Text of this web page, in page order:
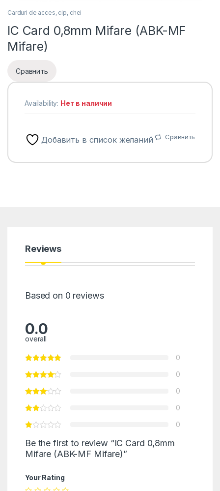
Carduri de acces, cip, chei
IС Card 0,8mm Mifare (ABK-MF
Mifare)
Сравнить
Availability: Нет в наличии
Добавить в список желаний Сравнить
Reviews
Based on 0 reviews
0.0
overall
0
0
0
0
0
Be the first to review “IС Card 0,8mm
Mifare (ABK-MF Mifare)”
Your Rating